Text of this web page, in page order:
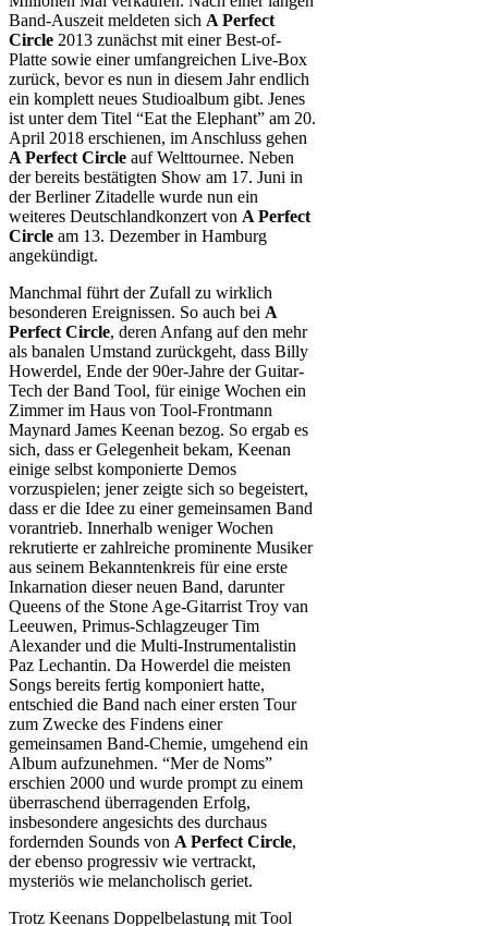
Band-Auszeit meldeten sich A Perfect
Circle 2013 zunächst mit einer Best-of-
Platte sowie einer umfangreichen Live-Box
zurück, bevor es nun in diesem Jahr endlich
ein komplett neues Studioalbum gibt. Jenes
ist unter dem Titel “Eat the Elephant” am 20.
April 2018 erschienen, im Anschluss gehen
A Perfect Circle auf Welttournee. Neben
der bereits bestätigten Show am 17. Juni in
der Berliner Zitadelle wurde nun ein
weiteres Deutschlandkonzert von A Perfect
Circle am 13. Dezember in Hamburg
angekündigt.
Manchmal führt der Zufall zu wirklich
besonderen Ereignissen. So auch bei A
Perfect Circle, deren Anfang auf den mehr
als banalen Umstand zurückgeht, dass Billy
Howerdel, Ende der 90er-Jahre der Guitar-
Tech der Band Tool, für einige Wochen ein
Zimmer im Haus von Tool-Frontmann
Maynard James Keenan bezog. So ergab es
sich, dass er Gelegenheit bekam, Keenan
einige selbst komponierte Demos
vorzuspielen; jener zeigte sich so begeistert,
dass er die Idee zu einer gemeinsamen Band
vorantrieb. Innerhalb weniger Wochen
rekrutierte er zahlreiche prominente Musiker
aus seinem Bekanntenkreis für eine erste
Inkarnation dieser neuen Band, darunter
Queens of the Stone Age-Gitarrist Troy van
Leeuwen, Primus-Schlagzeuger Tim
Alexander und die Multi-Instrumentalistin
Paz Lechantin. Da Howerdel die meisten
Songs bereits fertig komponiert hatte,
entschied die Band nach einer ersten Tour
zum Zwecke des Findens einer
gemeinsamen Band-Chemie, umgehend ein
Album aufzunehmen. “Mer de Noms”
erschien 2000 und wurde prompt zu einem
überraschend überragenden Erfolg,
insbesondere angesichts des durchaus
fordernden Sounds von A Perfect Circle,
der ebenso progressiv wie vertrackt,
mysteriös wie melancholisch geriet.
Trotz Keenans Doppelbelastung mit Tool